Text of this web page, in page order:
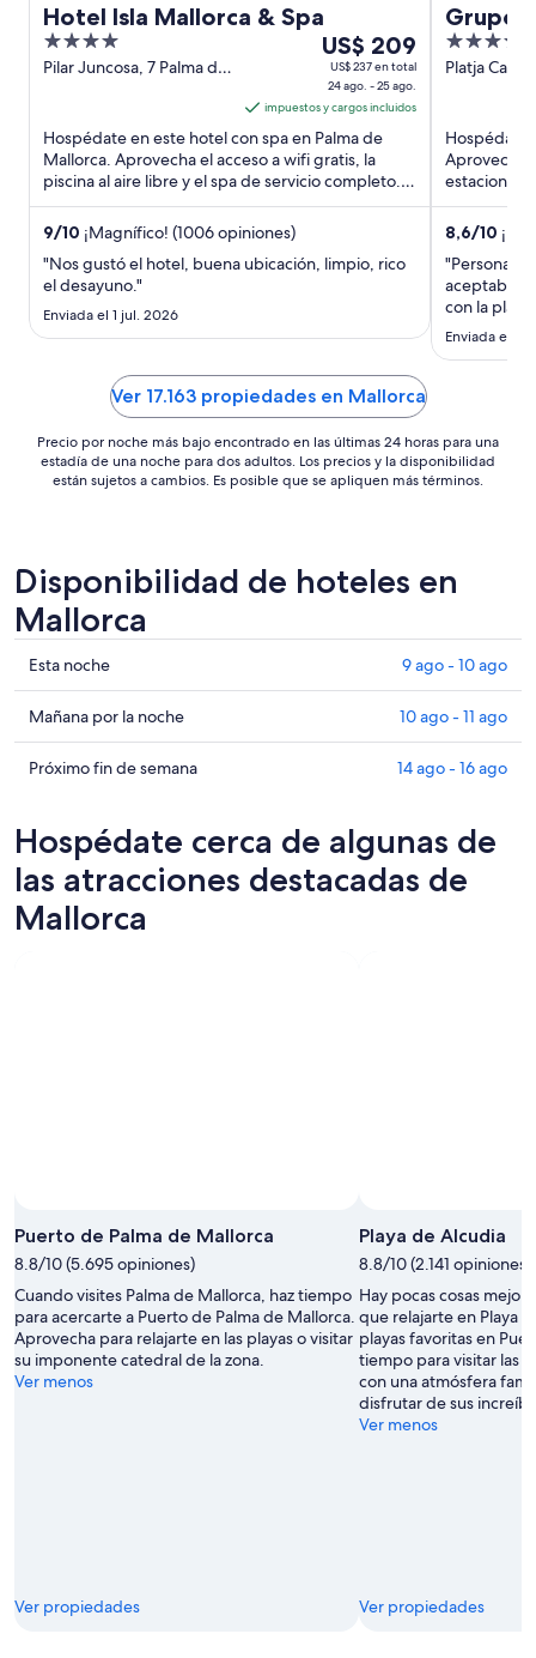
Hotel Isla Mallorca & Spa
4
out
Pilar Juncosa, 7 Palma de
Del
24
ago
al
25
ago,
el
noche
US$ 209
US$ 209
US$ 237 en total
24 ago. - 25 ago.
impuestos y cargos incluidos
Hospédate en este hotel con spa en Palma de
Mallorca. Aprovecha el acceso a wifi gratis, la
piscina al aire libre y el spa de servicio completo.
Nuestros huéspedes ...
9/10 ¡Magnífico! (1006 opiniones)
"Nos gustó el hotel, buena ubicación, limpio, rico
el desayuno."
Enviada el 1 jul. 2026
Hotel
4
out
Platja Cala
Hospédate
Aprovecha
Estarás
8,6/10
"Personal
aceptable,
con la playa
Enviada el 14
Ver 17.163 propiedades en Mallorca
Precio por noche más bajo encontrado en las últimas 24 horas para una
estadía de una noche para dos adultos. Los precios y la disponibilidad
están sujetos a cambios. Es posible que se apliquen más términos.
Disponibilidad de hoteles en
Mallorca
Ver
precios
de
propiedades
en
esta
noche,
9
ago
Esta noche 9 ago - 10 ago
Ver
precios
de
Mallorca
mañana
por
Mañana por la noche 10 ago - 11 ago
Ver
propiedades
en
Mallorca
para
Próximo fin de semana 14 ago - 16 ago
Hospédate cerca de algunas de
las atracciones destacadas de
Mallorca
Puerto de Palma de Mallorca
8.8/10 (5.695 opiniones)
Cuando visites Palma de Mallorca, haz tiempo
para acercarte a Puerto de Palma de Mallorca.
Aprovecha para relajarte en las playas o visitar
su imponente catedral de la zona.
Ver menos
Ver propiedades
Playa de Alcudia
8.8/10 (2.141 opiniones)
Hay pocas cosas
que relajarte en Playa
playas favoritas en
tiempo para visitar las
con una atmósfera
disfrutar de sus
Ver menos
Ver propiedades